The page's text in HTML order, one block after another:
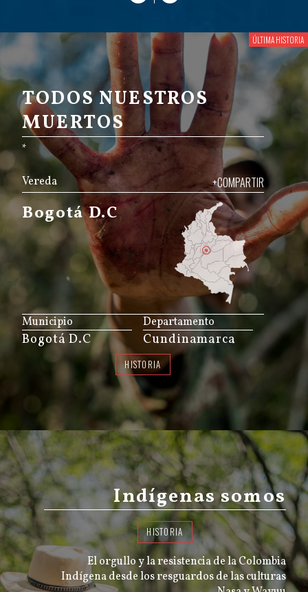
TODOS NUESTROS
MUERTOS
*
Vereda +COMPARTIR
Bogotá D.C
JS map by amCharts
Municipio
Bogotá D.C
Departamento
Cundinamarca
HISTORIA
Indígenas somos
HISTORIA
El orgullo y la resistencia de la Colombia
Indígena desde los resguardos de las culturas